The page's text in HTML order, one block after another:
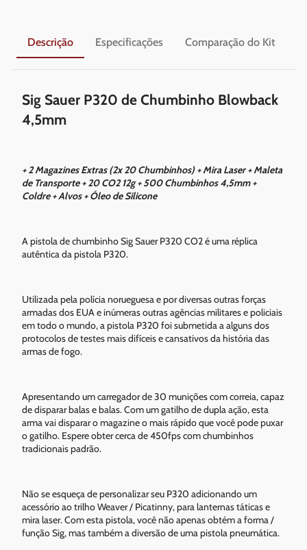
Descrição Especificações Comparação do Kit
Sig Sauer P320 de Chumbinho Blowback
4,5mm
+ 2 Magazines Extras (2x 20 Chumbinhos) + Mira Laser + Maleta
de Transporte + 20 CO2 12g + 500 Chumbinhos 4,5mm +
Coldre + Alvos + Óleo de Silicone
A pistola de chumbinho Sig Sauer P320 CO2 é uma réplica
autêntica da pistola P320.
Utilizada pela polícia norueguesa e por diversas outras forças
armadas dos EUA e inúmeras outras agências militares e policiais
em todo o mundo, a pistola P320 foi submetida a alguns dos
protocolos de testes mais difíceis e cansativos da história das
armas de fogo.
Apresentando um carregador de 30 munições com correia, capaz
de disparar balas e balas. Com um gatilho de dupla ação, esta
arma vai disparar o magazine o mais rápido que você pode puxar
o gatilho. Espere obter cerca de 450fps com chumbinhos
tradicionais padrão.
Não se esqueça de personalizar seu P320 adicionando um
acessório ao trilho Weaver / Picatinny, para lanternas táticas e
mira laser. Com esta pistola, você não apenas obtém a forma /
função Sig, mas também a diversão de uma pistola pneumática.